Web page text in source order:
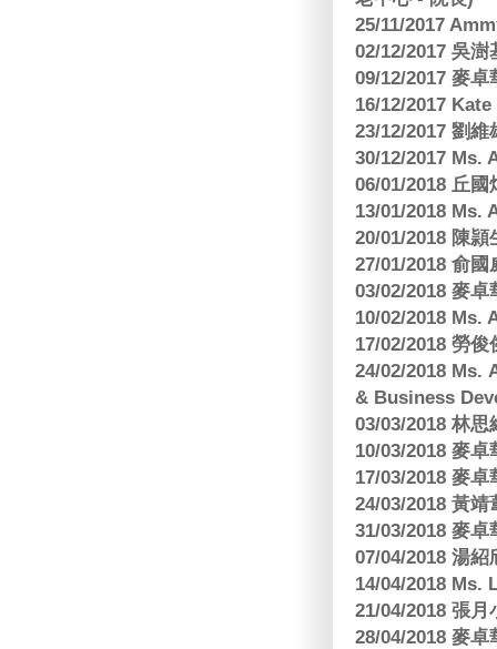
25/11/2017
02/12/2017 吳
09/12/2017 麥
16/12/2017
23/12/2017 劉
30/12/2017 Ms.
06/01/2018 丘
13/01/2018 Ms.
20/01/2018 陳
27/01/2018 俞
03/02/2018 麥
10/02/2018 Ms.
17/02/2018 勞
24/02/2018 Ms.
& Business
03/03/2018 林
10/03/2018 麥
17/03/2018 麥
24/03/2018 黃
31/03/2018 麥
07/04/2018 湯
14/04/2018
21/04/2018 張
28/04/2018 麥